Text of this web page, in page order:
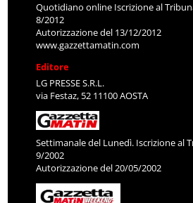
Quotidiano online Iscrizione al
8/2012
Autorizzazione del 13/12/2012
www.gazzettamatin.com
Editore
LG PRESSE S.R.L.
via Festaz, 52 11100 AOSTA
Settimanale del Lunedì. Iscrizione al
9/2002
Autorizzazione del 20/05/2002